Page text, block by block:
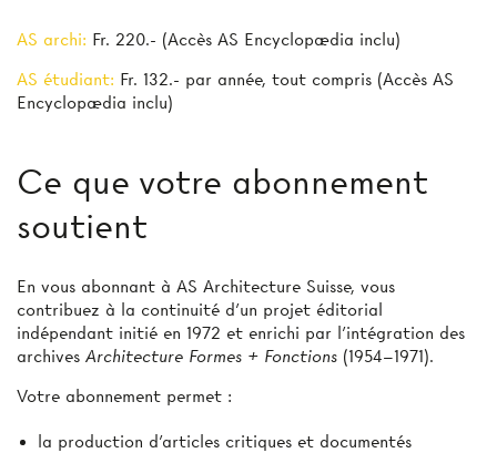
AS archi: Fr. 220.- (Accès AS Encyclopædia inclu)
AS étudiant: Fr. 132.- par année, tout compris (Accès AS
Encyclopædia inclu)
Ce que votre abonnement
soutient
En vous abonnant à AS Architecture Suisse, vous
contribuez à la continuité d’un projet éditorial
indépendant initié en 1972 et enrichi par l’intégration des
archives Architecture Formes + Fonctions (1954–1971).
Votre abonnement permet :
la production d'articles critiques et documentés